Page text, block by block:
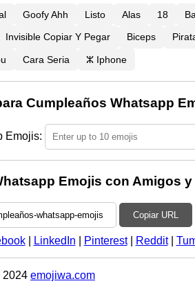
Goofy Ahh Listo Alas 18
Invisible Copiar Y Pegar Biceps
Cara Seria ⵣ Iphone
Cumpleaños Whatsapp
Emojis:
Emojis con Amigos y
Copiar URL
| LinkedIn Pinterest| Reddit|
emojiwa.com